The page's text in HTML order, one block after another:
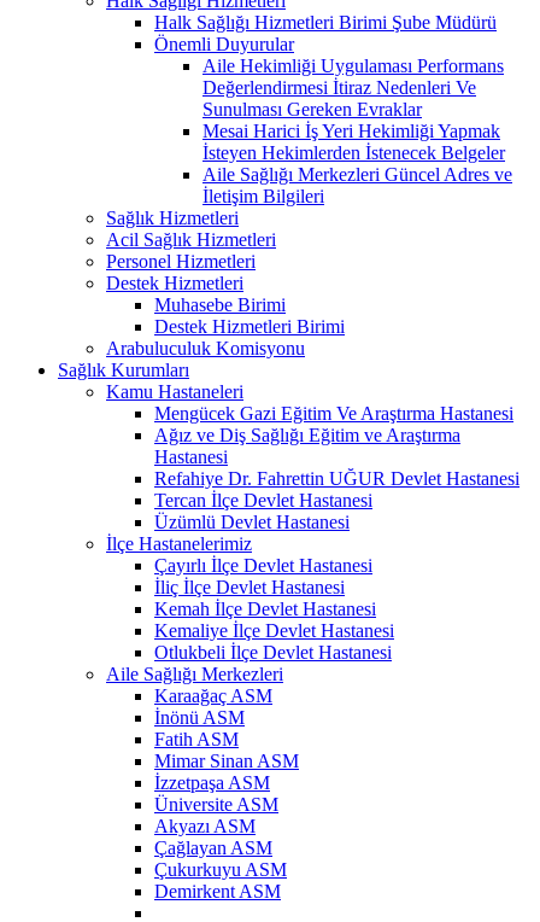
Halk Sağlığı Hizmetleri Birimi Şube Müdürü
Önemli Duyurular
Aile Hekimliği Uygulaması Performans
Değerlendirmesi İtiraz Nedenleri Ve
Sunulması Gereken Evraklar
Mesai Harici İş Yeri Hekimliği Yapmak
İsteyen Hekimlerden İstenecek Belgeler
Aile Sağlığı Merkezleri Güncel Adres ve
İletişim Bilgileri
Sağlık Hizmetleri
Acil Sağlık Hizmetleri
Personel Hizmetleri
Destek Hizmetleri
Muhasebe Birimi
Destek Hizmetleri Birimi
Arabuluculuk Komisyonu
Sağlık Kurumları
Kamu Hastaneleri
Mengücek Gazi Eğitim Ve Araştırma Hastanesi
Ağız ve Diş Sağlığı Eğitim ve Araştırma
Hastanesi
Refahiye Dr. Fahrettin UĞUR Devlet Hastanesi
Tercan İlçe Devlet Hastanesi
Üzümlü Devlet Hastanesi
İlçe Hastanelerimiz
Çayırlı İlçe Devlet Hastanesi
İliç İlçe Devlet Hastanesi
Kemah İlçe Devlet Hastanesi
Kemaliye İlçe Devlet Hastanesi
Otlukbeli İlçe Devlet Hastanesi
Aile Sağlığı Merkezleri
Karaağaç ASM
İnönü ASM
Fatih ASM
Mimar Sinan ASM
İzzetpaşa ASM
Üniversite ASM
Akyazı ASM
Çağlayan ASM
Çukurkuyu ASM
Demirkent ASM